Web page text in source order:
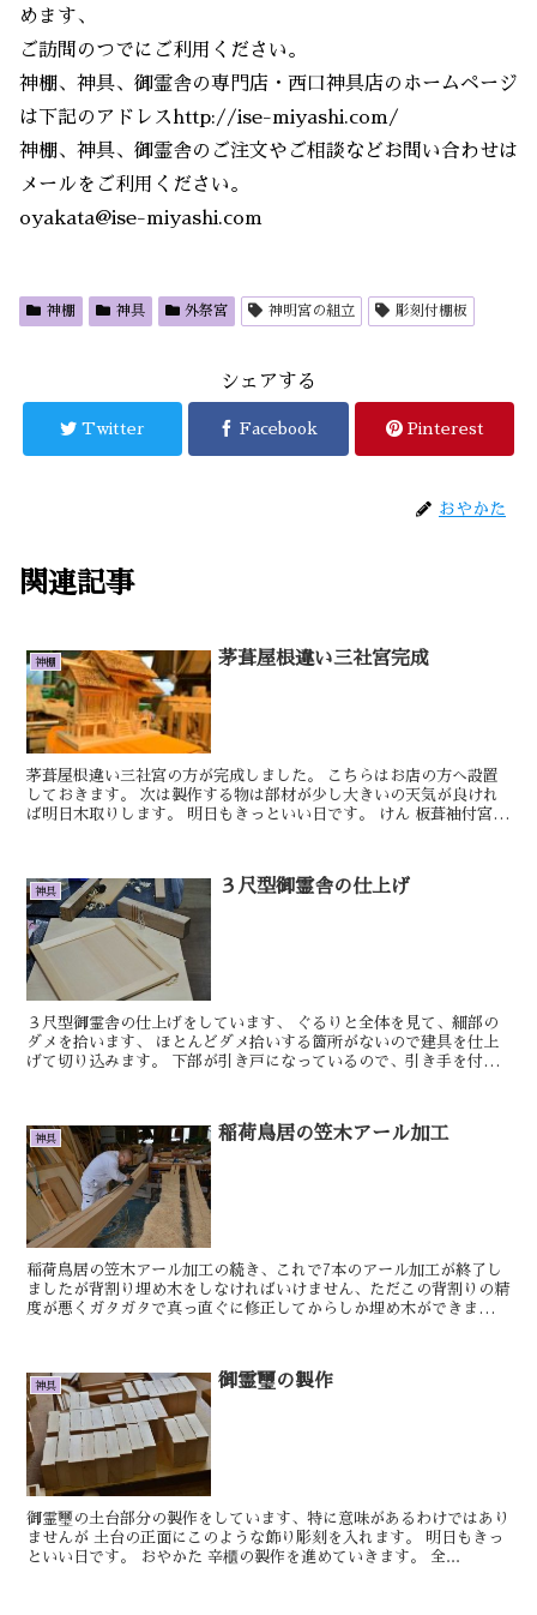
めます、
ご訪問のつでにご利用ください。
神棚、神具、御霊舎の専門店・西口神具店のホームページ
は下記のアドレスhttp://ise-miyashi.com/
神棚、神具、御霊舎のご注文やご相談などお問い合わせは
メールをご利用ください。
oyakata@ise-miyashi.com
神棚 神具 外祭宮 神明宮の組立 彫刻付棚板
シェアする
Twitter Facebook Pinterest
おやかた
関連記事
神棚 茅葺屋根違い三社宮完成
茅葺屋根違い三社宮の方が完成しました。 こちらはお店の方へ設置
しておきます。 次は製作する物は部材が少し大きいの天気が良けれ
ば明日木取りします。 明日もきっといい日です。 けん 板葺袖付宮の
神具 ３尺型御霊舎の仕上げ
３尺型御霊舎の仕上げをしています、 ぐるりと全体を見て、細部の
ダメを拾います、 ほとんどダメ拾いする箇所がないので建具を仕上
げて切り込みます。 下部が引き戸になっているので、引き手を付け
神具 稲荷鳥居の笠木アール加工
稲荷鳥居の笠木アール加工の続き、これで7本のアール加工が終了し
ましたが背割り埋め木をしなければいけません、ただこの背割りの精
度が悪くガタガタで真っ直ぐに修正してからしか埋め木ができませ
神具 御霊璽の製作
御霊璽の土台部分の製作をしています、特に意味があるわけではあり
ませんが 土台の正面にこのような飾り彫刻を入れます。 明日もきっ
といい日です。 おやかた 辛櫃の製作を進めていきます。 全...